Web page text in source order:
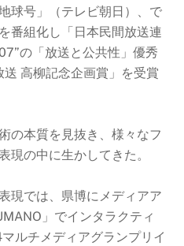
球号」（テレビ朝日）、で
番組化し「日本民間放送連
の「放送と公共性」優秀
高柳記念企画賞」を受賞
の本質を見抜き、様々なフ
現の中に生かしてきた。
現では、県博にメディアア
」でインタラクティ
ルチメディアグランプリイ